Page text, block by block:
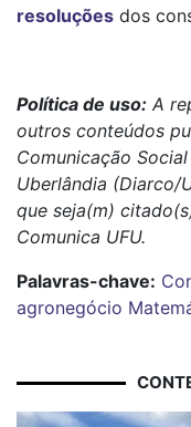
resoluções dos
Política de uso: A
outros conteúdos
Comunicação
Uberlândia (Diarco/
que seja(m)
Comunica UFU.
Palavras-chave:
agronegócio